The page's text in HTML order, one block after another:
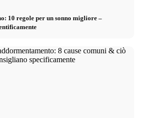
10 regole per un sonno migliore –